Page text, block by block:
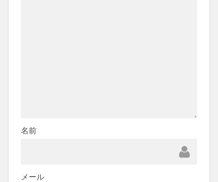
名前
メール